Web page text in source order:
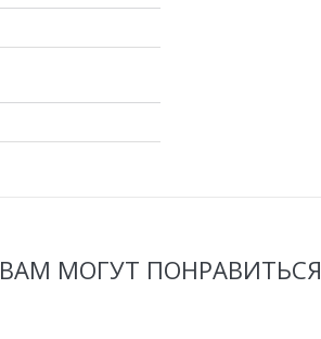
ВАМ МОГУТ ПОНРАВИТЬСЯ